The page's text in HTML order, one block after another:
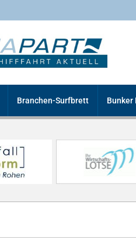
Branchen-Surfbrett Bunker